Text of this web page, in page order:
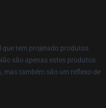
que tem projetado produtos
são apenas estes produtos
mas também são um reflexo de